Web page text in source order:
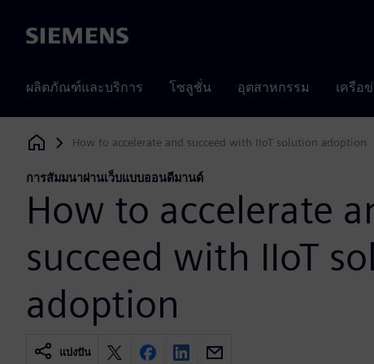
Siemens
ผลิตภัณฑ์และบริการ โซลูชั่น อุตสาหกรรม เครือ
Siemens Digital Industries Software
How to accelerate and succeed with IIoT solution adoption
การสัมมนาผ่านเว็บแบบออนดีมานด์
How to accelerate
succeed with IIoT
adoption
แบ่งปัน